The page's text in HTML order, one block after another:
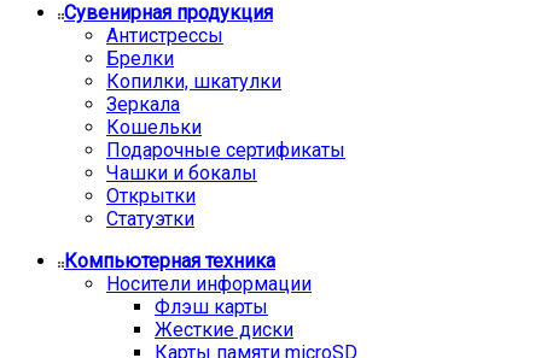
Сувенирная продукция
Антистрессы
Брелки
Копилки, шкатулки
Зеркала
Кошельки
Подарочные сертификаты
Чашки и бокалы
Открытки
Статуэтки
Компьютерная техника
Носители информации
Флэш карты
Жесткие диски
Карты памяти microSD